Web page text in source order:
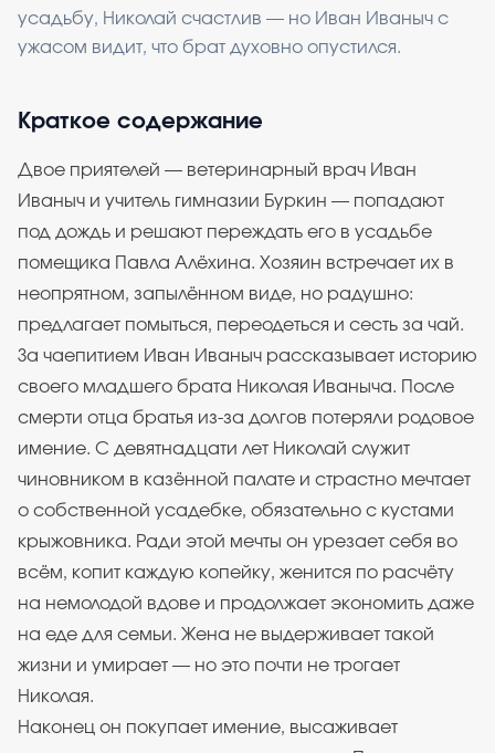
усадьбу, Николай счастлив — но Иван Иваныч с
ужасом видит, что брат духовно опустился.
Краткое содержание
Двое приятелей — ветеринарный врач Иван
Иваныч и учитель гимназии Буркин — попадают
под дождь и решают переждать его в усадьбе
помещика Павла Алёхина. Хозяин встречает их в
неопрятном, запылённом виде, но радушно:
предлагает помыться, переодеться и сесть за чай.
За чаепитием Иван Иваныч рассказывает историю
своего младшего брата Николая Иваныча. После
смерти отца братья из-за долгов потеряли родовое
имение. С девятнадцати лет Николай служит
чиновником в казённой палате и страстно мечтает
о собственной усадебке, обязательно с кустами
крыжовника. Ради этой мечты он урезает себя во
всём, копит каждую копейку, женится по расчёту
на немолодой вдове и продолжает экономить даже
на еде для семьи. Жена не выдерживает такой
жизни и умирает — но это почти не трогает
Николая.
Наконец он покупает имение, высаживает